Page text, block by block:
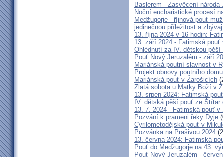
Baslerem - Zasvěcení národa
Noční eucharistické procesí
Medžugorje - říjnová pouť
jedinečnou příležitost a
13. října 2024 v 16 hodin:
13. září 2024 - Fatimská pouť
Ohlédnutí za IV. dětskou
Pouť Nový Jeruzalém - září
Mariánská poutní slavnost v
Projekt obnovy poutního
Mariánská pouť v Žarošicích
Zlatá sobota u Matky Boží v
13. srpen 2024: Fatimská
IV. dětská pěší pouť ze Štítar
13. 7. 2024 - Fatimská pouť
Pozvání k prameni řeky Dyje
Cyrilometodějská pouť v
Pozvánka na Prašivou 2024
13. června 2024: Fatimská
Pouť do Medžugorje na 43.
Pouť Nový Jeruzalém -